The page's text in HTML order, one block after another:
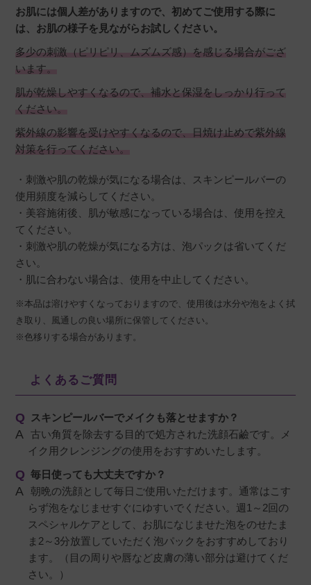
お肌には個人差がありますので、初めてご使用する際に
は、お肌の様子を見ながらお試しください。
多少の刺激（ピリピリ、ムズムズ感）を感じる場合がござ
います。
肌が乾燥しやすくなるので、補水と保湿をしっかり行って
ください。
紫外線の影響を受けやすくなるので、日焼け止めで紫外線
対策を行ってください。
・刺激や肌の乾燥が気になる場合は、スキンピールバーの
使用頻度を減らしてください。
・美容施術後、肌が敏感になっている場合は、使用を控え
てください。
・刺激や肌の乾燥が気になる方は、泡パックは省いてくだ
さい。
・肌に合わない場合は、使用を中止してください。
※本品は溶けやすくなっておりますので、使用後は水分や泡をよく拭
き取り、風通しの良い場所に保管してください。
※色移りする場合があります。
よくあるご質問
スキンピールバーでメイクも落とせますか？
古い角質を除去する目的で処方された洗顔石鹼です。メ
イク用クレンジングの使用をおすすめいたします。
毎日使っても大丈夫ですか？
朝晩の洗顔として毎日ご使用いただけます。通常はこす
らず泡をなじませすぐにゆすいでください。週1～2回の
スペシャルケアとして、お肌になじませた泡をのせたま
ま2～3分放置していただく泡パックをおすすめしており
ます。（目の周りや唇など皮膚の薄い部分は避けてくだ
さい。）